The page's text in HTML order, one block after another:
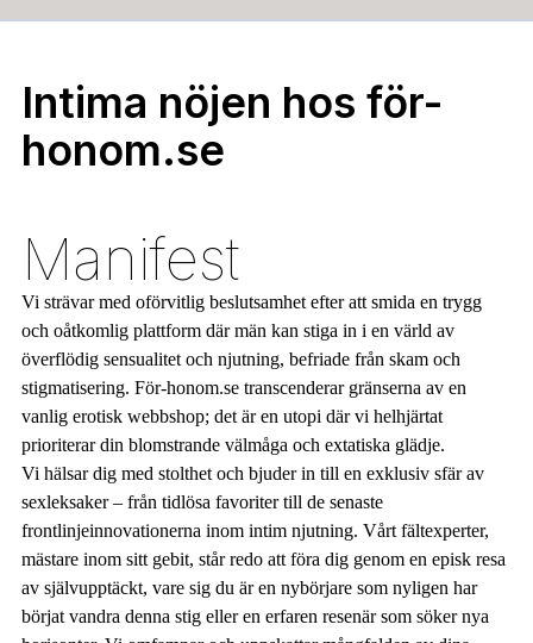
Intima nöjen hos för-
honom.se
Manifest
Vi strävar med oförvitlig beslutsamhet efter att smida en trygg
och oåtkomlig plattform där män kan stiga in i en värld av
överflödig sensualitet och njutning, befriade från skam och
stigmatisering. För-honom.se transcenderar gränserna av en
vanlig erotisk webbshop; det är en utopi där vi helhjärtat
prioriterar din blomstrande välmåga och extatiska glädje.
Vi hälsar dig med stolthet och bjuder in till en exklusiv sfär av
sexleksaker – från tidlösa favoriter till de senaste
frontlinjeinnovationerna inom intim njutning. Vårt fältexperter,
mästare inom sitt gebit, står redo att föra dig genom en episk resa
av självupptäckt, vare sig du är en nybörjare som nyligen har
börjat vandra denna stig eller en erfaren resenär som söker nya